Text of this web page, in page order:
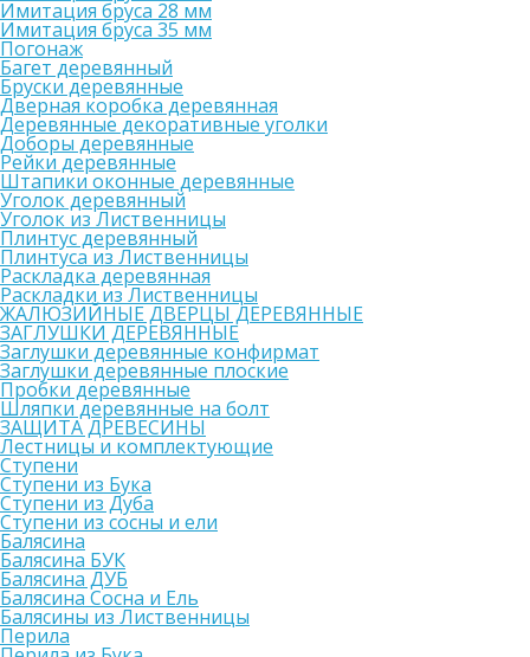
Имитация бруса 28 мм
Имитация бруса 35 мм
Погонаж
Багет деревянный
Бруски деревянные
Дверная коробка деревянная
Деревянные декоративные уголки
Доборы деревянные
Рейки деревянные
Штапики оконные деревянные
Уголок деревянный
Уголок из Лиственницы
Плинтус деревянный
Плинтуса из Лиственницы
Раскладка деревянная
Раскладки из Лиственницы
ЖАЛЮЗИЙНЫЕ ДВЕРЦЫ ДЕРЕВЯННЫЕ
ЗАГЛУШКИ ДЕРЕВЯННЫЕ
Заглушки деревянные конфирмат
Заглушки деревянные плоские
Пробки деревянные
Шляпки деревянные на болт
ЗАЩИТА ДРЕВЕСИНЫ
Лестницы и комплектующие
Ступени
Ступени из Бука
Ступени из Дуба
Ступени из сосны и ели
Балясина
Балясина БУК
Балясина ДУБ
Балясина Сосна и Ель
Балясины из Лиственницы
Перила